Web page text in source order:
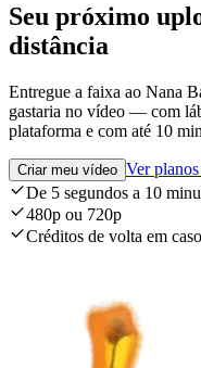
Seu próximo
distância
Entregue a faixa ao Nana
gastaria no vídeo — com
plataforma e com até 10
Criar meu vídeo Ver
De 5 segundos a 10
480p ou 720p
Créditos de volta em